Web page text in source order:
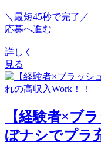
＼最短45秒で完了／
応募へ進む
詳しく
見る
【経験者×ブ
ぼナシでプラ